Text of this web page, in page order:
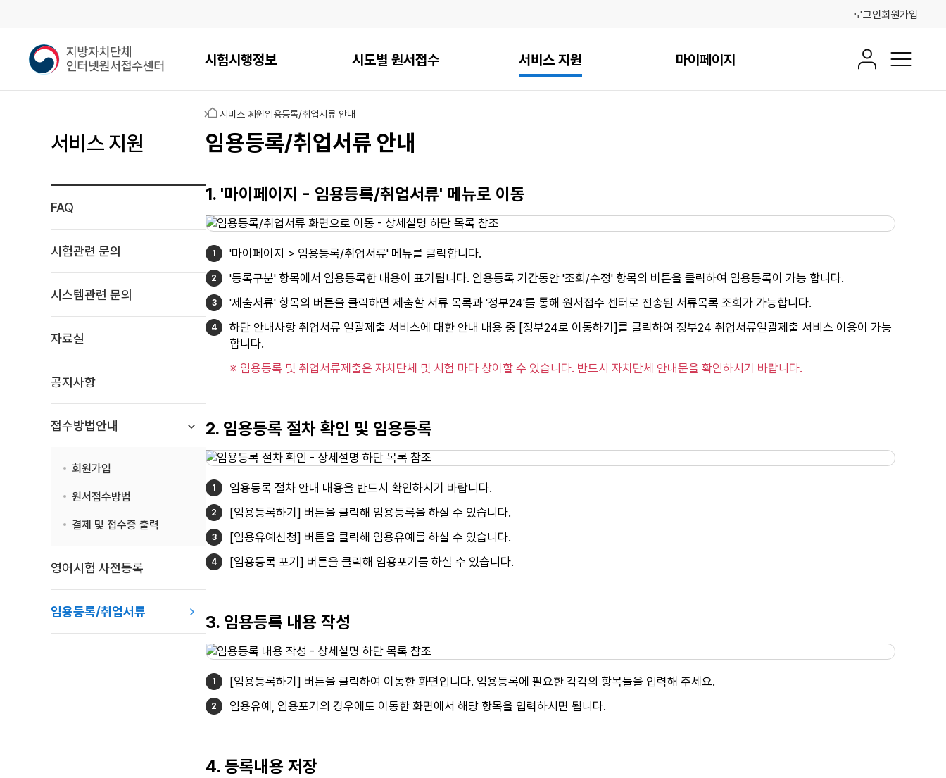
로그인회원가입
지
방
메인메뉴
시험시행정보 시도별 원서접수 서비스 지원 마이페이지 회원정보전체메뉴
서비스 지원
FAQ
시험관련 문의
시스템관련 문의
자료실
공지사항
접수방법안내
회원가입
원서접수방법
결제 및 접수증 출력
영어시험 사전등록
임용등록/취업서류
홈 서비스 지원임용등록/취업서류 안내
임용등록/취업서류 안내
1. '마이페이지 - 임용등록/취업서류' 메뉴로 이동
'마이페이지 > 임용등록/취업서류' 메뉴를 클릭합니다.
'등록구분' 항목에서 임용등록한 내용이 표기됩니다. 임용등록 기간동안 '조회/수정' 항목의 버튼을 클릭하여 임용등록이 가능 합니다.
'제출서류' 항목의 버튼을 클릭하면 제출할 서류 목록과 '정부24'를 통해 원서접수 센터로 전송된 서류목록 조회가 가능합니다.
하단 안내사항 취업서류 일괄제출 서비스에 대한 안내 내용 중 [정부24로 이동하기]를 클릭하여 정부24 취업서류일괄제출 서비스 이용이 가능
합니다.
※ 임용등록 및 취업서류제출은 자치단체 및 시험 마다 상이할 수 있습니다. 반드시 자치단체 안내문을 확인하시기 바랍니다.
2. 임용등록 절차 확인 및 임용등록
임용등록 절차 안내 내용을 반드시 확인하시기 바랍니다.
[임용등록하기] 버튼을 클릭해 임용등록을 하실 수 있습니다.
[임용유예신청] 버튼을 클릭해 임용유예를 하실 수 있습니다.
[임용등록 포기] 버튼을 클릭해 임용포기를 하실 수 있습니다.
3. 임용등록 내용 작성
[임용등록하기] 버튼을 클릭하여 이동한 화면입니다. 임용등록에 필요한 각각의 항목들을 입력해 주세요.
임용유예, 임용포기의 경우에도 이동한 화면에서 해당 항목을 입력하시면 됩니다.
4. 등록내용 저장